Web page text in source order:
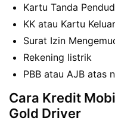
Kartu Tanda
KK atau Kartu
Surat Izin
Rekening listrik
PBB atau AJB atas
Cara Kredit
Gold Driver